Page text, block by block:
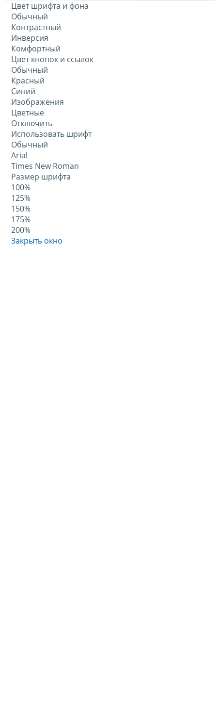
Цвет шрифта и фона
Обычный
Контрастный
Инверсия
Комфортный
Цвет кнопок и ссылок
Обычный
Красный
Синий
Изображения
Цветные
Отключить
Использовать шрифт
Обычный
Arial
Times New Roman
Размер шрифта
100%
125%
150%
175%
200%
Закрыть окно